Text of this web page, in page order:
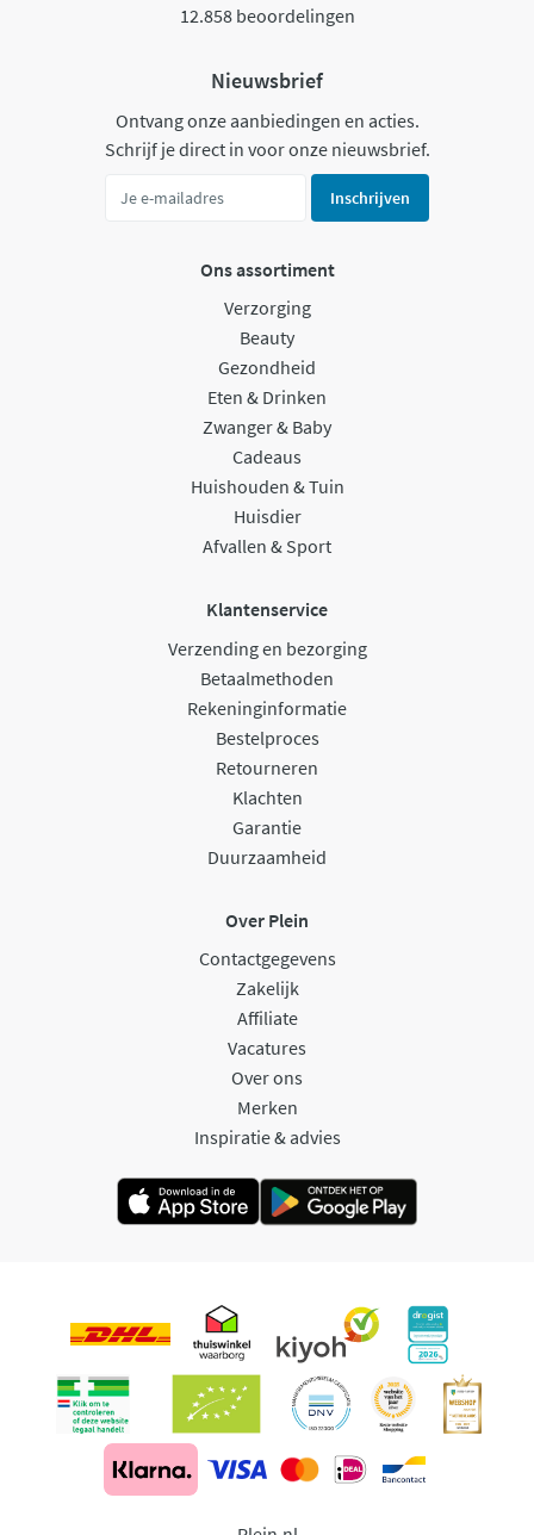
12.858 beoordelingen
Nieuwsbrief
Ontvang onze aanbiedingen en acties.
Schrijf je direct in voor onze nieuwsbrief.
Inschrijven
Ons assortiment
Verzorging
Beauty
Gezondheid
Eten & Drinken
Zwanger & Baby
Cadeaus
Huishouden & Tuin
Huisdier
Afvallen & Sport
Klantenservice
Verzending en bezorging
Betaalmethoden
Rekeninginformatie
Bestelproces
Retourneren
Klachten
Garantie
Duurzaamheid
Over Plein
Contactgegevens
Zakelijk
Affiliate
Vacatures
Over ons
Merken
Inspiratie & advies